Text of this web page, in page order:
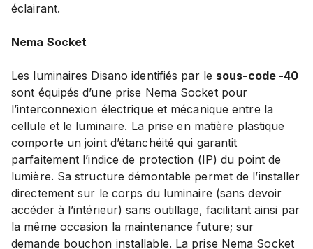
éclairant.
Nema Socket
Les luminaires Disano identifiés par le sous-code -40
sont équipés d’une prise Nema Socket pour
l’interconnexion électrique et mécanique entre la
cellule et le luminaire. La prise en matière plastique
comporte un joint d’étanchéité qui garantit
parfaitement l’indice de protection (IP) du point de
lumière. Sa structure démontable permet de l’installer
directement sur le corps du luminaire (sans devoir
accéder à l’intérieur) sans outillage, facilitant ainsi par
la même occasion la maintenance future; sur
demande bouchon installable. La prise Nema Socket